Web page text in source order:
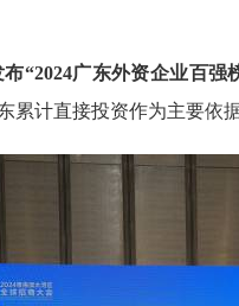
“2024广东外资企业百强
累计直接投资作为主要依